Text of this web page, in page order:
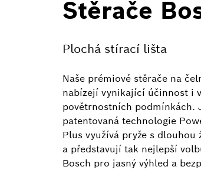
Stěrače
Plochá stírací lišta
Naše prémiové stěrače na
nabízejí vynikající účinnost i
povětrnostních podmínkách.
patentovaná technologie
Plus využívá pryže s dlouhou
a představují tak nejlepší
Bosch pro jasný výhled a